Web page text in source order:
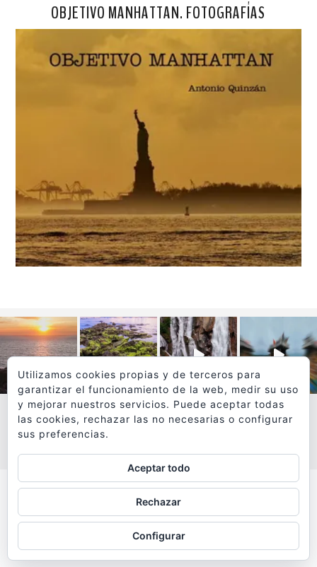
OBJETIVO MANHATTAN. FOTOGRAFÍAS
VER MÁS
Todos los textos y fotografías de
www.viajesyfotografia.comson propiedad de su autor
y están protegidos por © Copyright
Utilizamos cookies propias y de terceros para
garantizar el funcionamiento de la web, medir su uso
y mejorar nuestros servicios. Puede aceptar todas
las cookies, rechazar las no necesarias o configurar
sus preferencias.
Aceptar todo
Rechazar
Configurar